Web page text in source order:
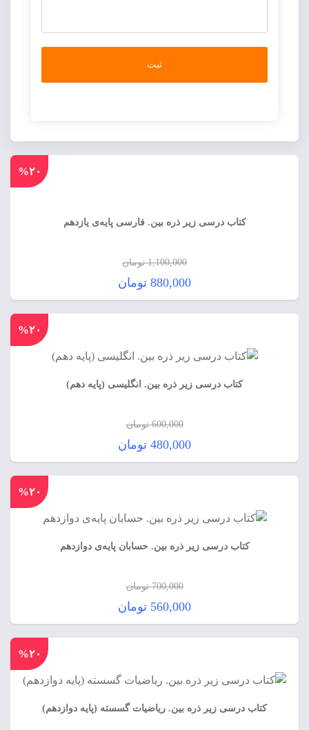
کتاب درسی زیر ذره بین. فارسی پایه‌ی یازدهم
1,100,000 تومان
قیمت
اصلی:
1,100,000 تومان
880,000 تومان
قیمت
%۲۰
کتاب درسی زیر ذره بین. انگلیسی (پایه دهم)
600,000 تومان
قیمت
اصلی:
600,000 تومان
480,000 تومان
قیمت
%۲۰
کتاب درسی زیر ذره بین. حسابان پایه‌ی دوازدهم
700,000 تومان
قیمت
اصلی:
700,000 تومان
560,000 تومان
قیمت
%۲۰
کتاب درسی زیر ذره بین. ریاضیات گسسته (پایه دوازدهم)
%۲۰